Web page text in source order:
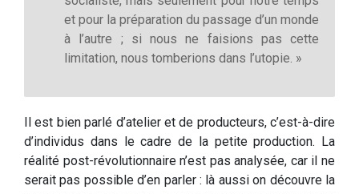
et pour la préparation du passage d’un monde
à l’autre ; si nous ne faisions pas cette
limitation, nous tomberions dans l’utopie. »
Il est bien parlé d’atelier et de producteurs, c’est-à-dire
d’individus dans le cadre de la petite production. La
réalité post-révolutionnaire n’est pas analysée, car il ne
serait pas possible d’en parler : là aussi on découvre la